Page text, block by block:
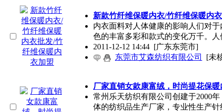
新款竹纤维保暖内衣/竹纤维保暖内
内衣面料对人体健康的影响人们对
色的丰富多彩和款式的变化万千。人
2011-12-12 14:44 [广东东莞市]
东莞市艾森纺织有限公司
[未
厂家直销女款康富绒，时尚提花保暖
常州乐天纺织有限公司创建于2000
体的纺织品生产厂家，专业性生产针